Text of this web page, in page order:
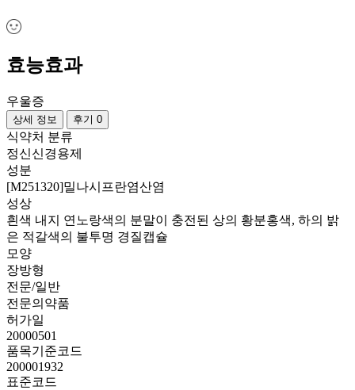
효능효과
우울증
상세 정보 후기 0
식약처 분류
정신신경용제
성분
[M251320]밀나시프란염산염
성상
흰색 내지 연노랑색의 분말이 충전된 상의 황분홍색, 하의 밝
은 적갈색의 불투명 경질캡슐
모양
장방형
전문/일반
전문의약품
허가일
20000501
품목기준코드
200001932
표준코드